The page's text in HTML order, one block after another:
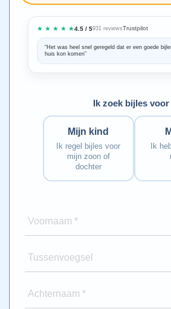
★ ★ ★ ★ ★4.5 / 5931 reviewsTrustpilot
“Het was heel snel geregeld dat er een goede
huis kon komen”
Ik zoek bijles voor
Mijn kind
Ik regel bijles voor
mijn zoon of
dochter
Ik
Voornaam *
Tussenvoegsel
Achternaam *